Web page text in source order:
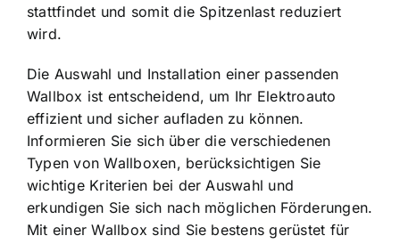
stattfindet und somit die Spitzenlast reduziert
wird.
Die Auswahl und Installation einer passenden
Wallbox ist entscheidend, um Ihr Elektroauto
effizient und sicher aufladen zu können.
Informieren Sie sich über die verschiedenen
Typen von Wallboxen, berücksichtigen Sie
wichtige Kriterien bei der Auswahl und
erkundigen Sie sich nach möglichen Förderungen.
Mit einer Wallbox sind Sie bestens gerüstet für